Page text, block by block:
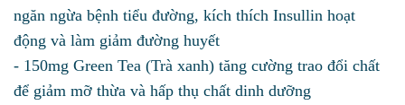
ngăn ngừa bệnh tiểu đường, kích thích Insullin hoạt
động và làm giảm đường huyết
- 150mg Green Tea (Trà xanh) tăng cường trao đổi chất
để giảm mỡ thừa và hấp thụ chất dinh dưỡng